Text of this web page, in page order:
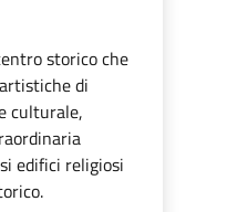
storico che
di
culturale,
edifici religiosi